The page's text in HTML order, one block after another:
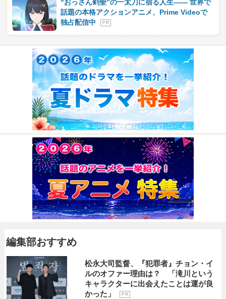
“おっさん剣聖”の一太刀に宿る人生―― 世界で
話題の本格アクションアニメ、Prime Videoで
独占配信中
P R
編集部おすすめ
松永大司監督、『犯罪者』チョン・イ
ルのオファー理由は？ 「滝川という
キャラクターに出会えたことは運が良
かった」
P R